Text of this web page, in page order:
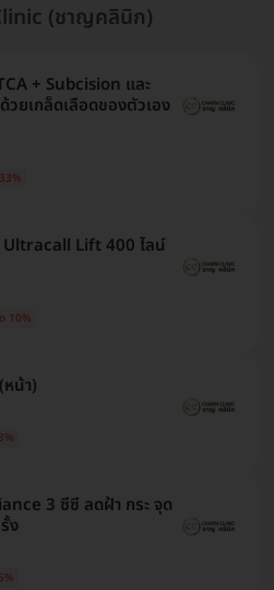
(ชาญคลินิก)
+ Subcision และ
วยเกล็ดเลือดของตัวเอง
Ultracall Lift 400 ไลน์
10%
น้า)
3 ซีซี ลดฝ้า กระ จุด
ง